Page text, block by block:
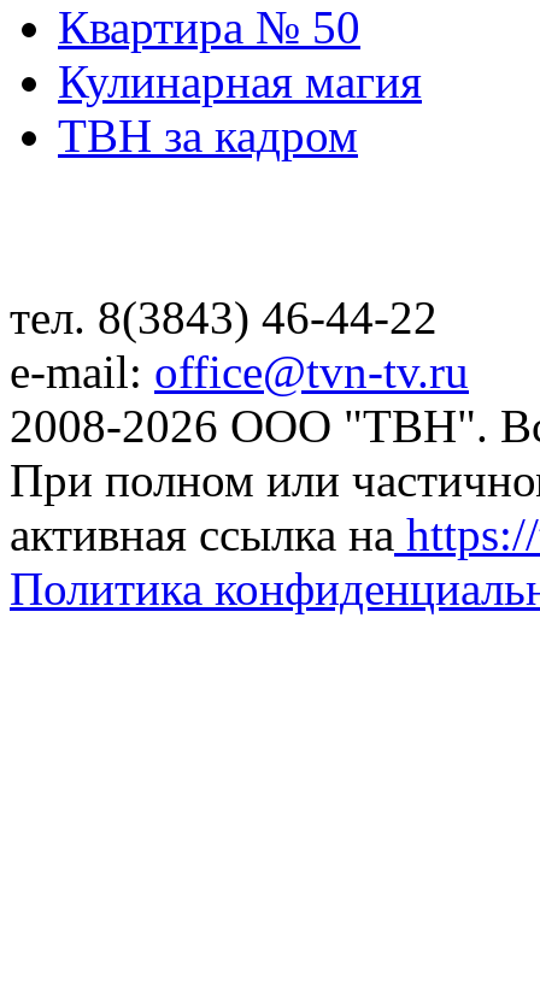
Квартира № 50
Кулинарная магия
ТВН за кадром
тел. 8(3843) 46-44-22
e-mail: office@tvn-tv.ru
2008-2026 ООО "ТВН".
При полном или
активная ссылка на
Политика